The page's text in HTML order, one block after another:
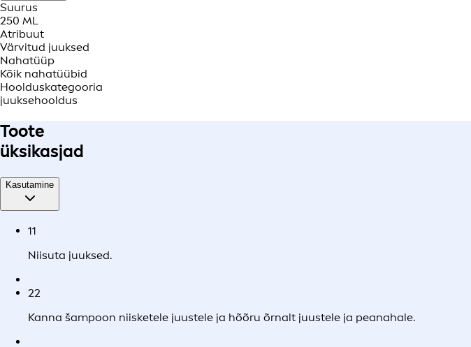
Suurus
250 ML
Atribuut
Värvitud juuksed
Nahatüüp
Kõik nahatüübid
Hoolduskategooria
juuksehooldus
Toote
üksikasjad
Kasutamine
11
Niisuta juuksed.
22
Kanna šampoon niisketele juustele ja hõõru õrnalt juustele ja peanahale.